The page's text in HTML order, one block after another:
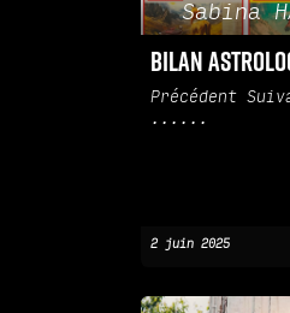
Sabina
Bilan
Précédent
......
2 juin 2025